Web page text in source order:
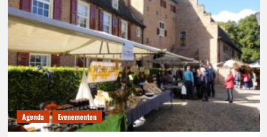
Agenda Evenementen